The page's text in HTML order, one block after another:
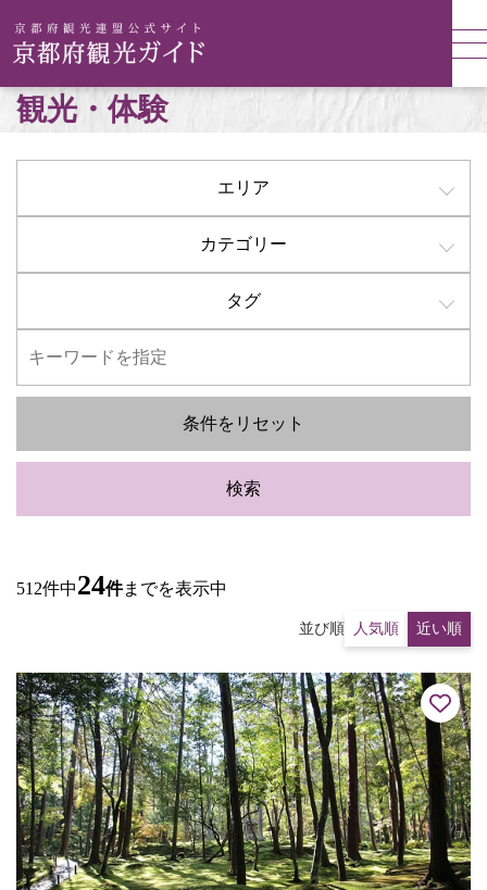
観光・体験
エリア
カテゴリー
タグ
条件をリセット
検索
512件中24件までを表示中
並び順 人気順 近い順